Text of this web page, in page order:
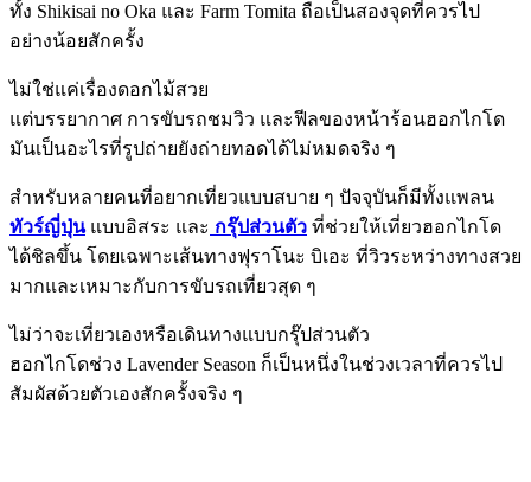
ทั้ง Shikisai no Oka และ Farm Tomita ถือเป็นสองจุดที่ควรไป
อย่างน้อยสักครั้ง
ไม่ใช่แค่เรื่องดอกไม้สวย
แต่บรรยากาศ การขับรถชมวิว และฟีลของหน้าร้อนฮอกไกโด
มันเป็นอะไรที่รูปถ่ายยังถ่ายทอดได้ไม่หมดจริง ๆ
สำหรับหลายคนที่อยากเที่ยวแบบสบาย ๆ ปัจจุบันก็มีทั้งแพลน
ทัวร์ญี่ปุ่นแบบอิสระ และ กรุ๊ปส่วนตัว ที่ช่วยให้เที่ยวฮอกไกโด
ได้ชิลขึ้น โดยเฉพาะเส้นทางฟุราโนะ บิเอะ ที่วิวระหว่างทางสวย
มากและเหมาะกับการขับรถเที่ยวสุด ๆ
ไม่ว่าจะเที่ยวเองหรือเดินทางแบบกรุ๊ปส่วนตัว
ฮอกไกโดช่วง Lavender Season ก็เป็นหนึ่งในช่วงเวลาที่ควรไป
สัมผัสด้วยตัวเองสักครั้งจริง ๆ